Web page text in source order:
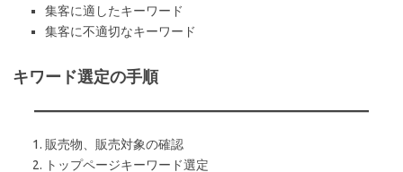
集客に適したキーワード
集客に不適切なキーワード
キワード選定の手順
販売物、販売対象の確認
トップページキーワード選定